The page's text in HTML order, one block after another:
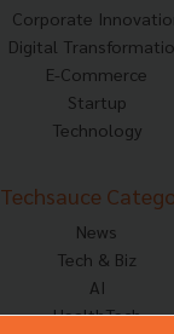
Corporate
Digital
E-Commerce
Startup
Technology
Techsauce
News
Tech & Biz
AI
HealthTech